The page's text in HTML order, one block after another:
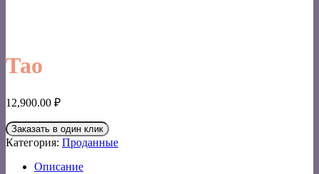
Тао
12,900.00 ₽
Заказать в один клик
Категория: Проданные
Описание